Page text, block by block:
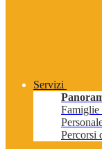
Servizi
Famiglie
Percorsi